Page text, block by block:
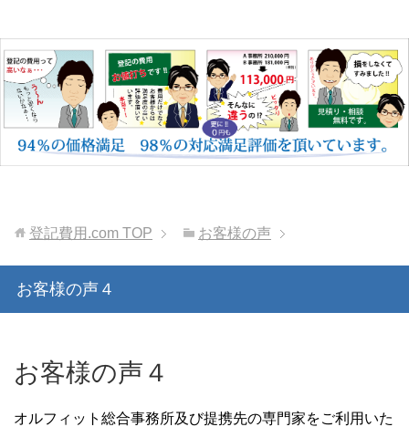
登記費用.com TOP お客様の声
お客様の声４
お客様の声４
オルフィット総合事務所及び提携先の専門家をご利用いた